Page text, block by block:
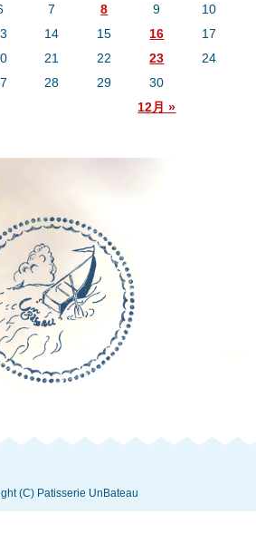
12月 »
7 8 9
10
14 15 16
17
21 22 23
24
28 29 30
(C) Patisserie UnBateau